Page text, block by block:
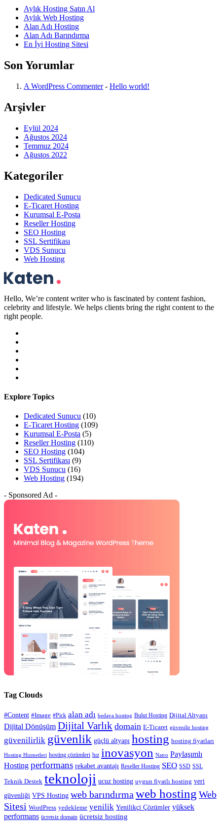
Aylık Hosting Satın Al
Aylık Web Hosting
Alan Adı Hosting
Alan Adı Barındırma
En İyi Hosting Sitesi
Son Yorumlar
A WordPress Commenter- Hello world!
Arşivler
Eylül 2024
Ağustos 2024
Temmuz 2024
Ağustos 2022
Kategoriler
Dedicated Sunucu
E-Ticaret Hosting
Kurumsal E-Posta
Reseller Hosting
SEO Hosting
SSL Sertifikası
VDS Sunucu
Web Hosting
Hello, We’re content writer who is fascinated by content fashion,
celebrity and lifestyle. We helps clients bring the right content to the
right people.
Explore Topics
Dedicated Sunucu (10)
E-Ticaret Hosting (109)
Kurumsal E-Posta (5)
Reseller Hosting (110)
SEO Hosting (104)
SSL Sertifikası (9)
VDS Sunucu (16)
Web Hosting (194)
- Sponsored Ad -
Tag Clouds
#Content #Image #Pick alan adı bedava hosting Bulut Hosting Dijital Altyapı
Dijital Dönüşüm Dijital Varlık domain E-Ticaret güvenilir hosting
güvenilirlik güvenlik güçlü altyapı hosting hosting fiyatları
Hosting Hizmetleri hosting çözümleri hız inovasyon Natro Paylaşımlı
Hosting performans rekabet avantajı Reseller Hosting SEO SSD SSL
Teknik Destek teknoloji ucuz hosting uygun fiyatlı hosting veri
güvenliği VPS Hosting web barındırma web hosting Web
Sitesi WordPress yedekleme yenilik Yenilikçi Çözümler yüksek
performans ücretsiz domain ücretsiz hosting